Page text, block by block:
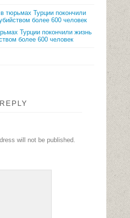
Турции покончили жизнь
более 600 человек
will not be published.